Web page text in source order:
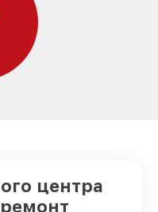
центра